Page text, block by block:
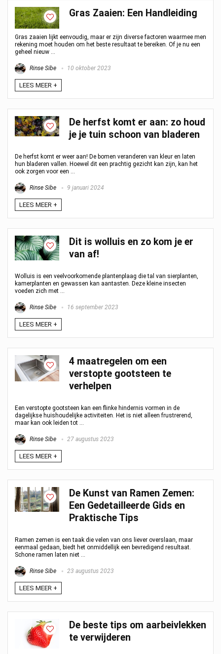
Gras Zaaien: Een Handleiding
Gras zaaien lijkt eenvoudig, maar er zijn diverse factoren waarmee men
rekening moet houden om het beste resultaat te bereiken. Of je nu een
geheel nieuw ...
Rinse Sibe 10 oktober 2023
LEES MEER +
De herfst komt er aan: zo houd
je je tuin schoon van bladeren
De herfst komt er weer aan! De bomen veranderen van kleur en laten
hun bladeren vallen. Hoewel dit een prachtig gezicht kan zijn, kan het
ook zorgen voor een ...
Rinse Sibe 9 januari 2024
LEES MEER +
Dit is wolluis en zo kom je er
van af!
Wolluis is een veelvoorkomende plantenplaag die tal van sierplanten,
kamerplanten en gewassen kan aantasten. Deze kleine insecten
voeden zich met ...
Rinse Sibe 16 september 2023
LEES MEER +
4 maatregelen om een
verstopte gootsteen te
verhelpen
Een verstopte gootsteen kan een flinke hindernis vormen in de
dagelijkse huishoudelijke activiteiten. Het is niet alleen frustrerend,
maar kan ook leiden tot ...
Rinse Sibe 27 augustus 2023
LEES MEER +
De Kunst van Ramen Zemen:
Een Gedetailleerde Gids en
Praktische Tips
Ramen zemen is een taak die velen van ons liever overslaan, maar
eenmaal gedaan, biedt het onmiddellijk een bevredigend resultaat.
Schone ramen laten niet ...
Rinse Sibe 23 augustus 2023
LEES MEER +
De beste tips om aarbeivlekken
te verwijderen